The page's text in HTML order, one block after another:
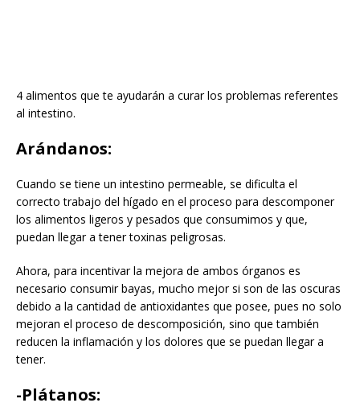
4 alimentos que te ayudarán a curar los problemas referentes
al intestino.
Arándanos:
Cuando se tiene un intestino permeable, se dificulta el
correcto trabajo del hígado en el proceso para descomponer
los alimentos ligeros y pesados que consumimos y que,
puedan llegar a tener toxinas peligrosas.
Ahora, para incentivar la mejora de ambos órganos es
necesario consumir bayas, mucho mejor si son de las oscuras
debido a la cantidad de antioxidantes que posee, pues no solo
mejoran el proceso de descomposición, sino que también
reducen la inflamación y los dolores que se puedan llegar a
tener.
-Plátanos: